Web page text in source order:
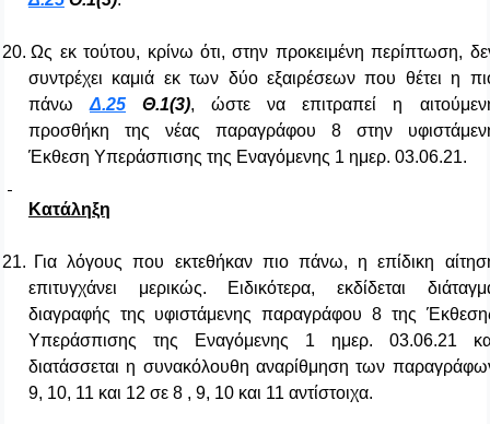
20. Ως εκ τούτου, κρίνω ότι, στην προκειμένη περίπτωση,
συντρέχει καμιά εκ των δύο εξαιρέσεων που θέτει η
πάνωΔ.25 Θ.1(3), ώστε να επιτραπεί η
προσθήκη της νέας παραγράφου 8 στην
Έκθεση Υπεράσπισης της Εναγόμενης 1 ημερ. 03.06.21.
Κατάληξη
21. Για λόγους που εκτεθήκαν πιο πάνω, η επίδικη
επιτυγχάνει μερικώς. Ειδικότερα, εκδίδεται
διαγραφής της υφιστάμενης παραγράφου 8 της
Υπεράσπισης της Εναγόμενης 1 ημερ. 03.06.21
διατάσσεται η συνακόλουθη αναρίθμηση των
9, 10, 11 και 12 σε 8 , 9, 10 και 11 αντίστοιχα.